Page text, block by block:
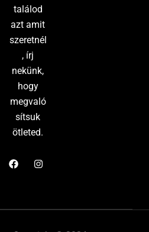
találod
azt amit
szeretnél
, írj
nekünk,
hogy
megvaló
sítsuk
ötleted.